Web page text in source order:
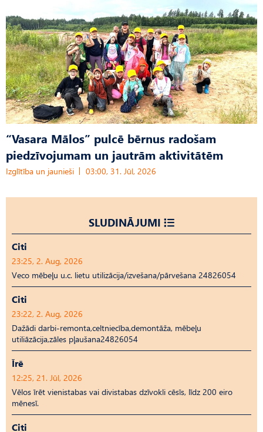
“Vasara Mālos” pulcē bērnus radošam
piedzīvojumam un jautrām aktivitātēm
Izglītība un jaunieši 03:00, 31. Jūl, 2026
SLUDINĀJUMI
Citi
23:25, 2. Aug, 2026
Veco mēbeļu u.c. lietu utilizācija/izvešana/pārvešana 24826054
Citi
23:22, 2. Aug, 2026
Dažādi darbi-remonta,celtniecība,demontāža, mēbeļu
utiliāzācija,zāles pļaušana24826054
Īrē
12:25, 21. Jūl, 2026
Vēlos īrēt vienistabas vai divistabas dzīvokli cēsīs, līdz 200 eiro
mēnesī.
Citi